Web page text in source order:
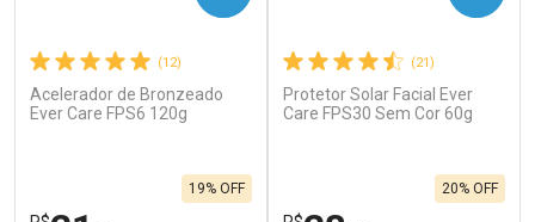
(12)
Acelerador de Bronzeado
Ever Care FPS6 120g
19% OFF
(21)
Protetor Solar Facial Ever
Care FPS30 Sem Cor 60g
20% OFF